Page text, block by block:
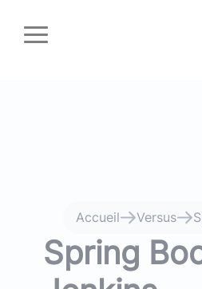
Accueil Versus
Spring